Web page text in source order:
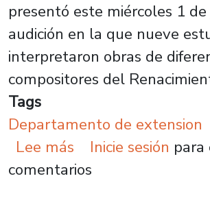
presentó este miércoles 1
audición en la que nueve
interpretaron obras de
compositores del
Tags
Departamento de extension
Lee más sobre Academia
Inicie sesión para
comentarios